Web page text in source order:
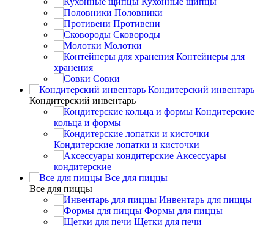
Половники
Противени
Сковороды
Молотки
Контейнеры для
хранения
Совки
Кондитерский инвентарь
Кондитерский инвентарь
Кондитерские
кольца и формы
Кондитерские лопатки и кисточки
Аксессуары
кондитерские
Все для пиццы
Все для пиццы
Инвентарь для пиццы
Формы для пиццы
Щетки для печи